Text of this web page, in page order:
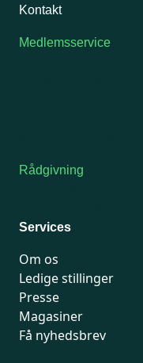
Kontakt
Medlemsservice
Rådgivning
Services
Om os
Ledige stillinger
Presse
Magasiner
Få nyhedsbrev